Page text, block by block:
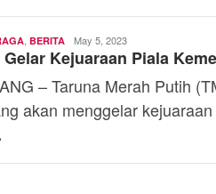
BERITA Toski
Dermaleksana
May 5, 2023
Gelar Kejuaraan Piala
– Taruna Merah Putih
akan menggelar